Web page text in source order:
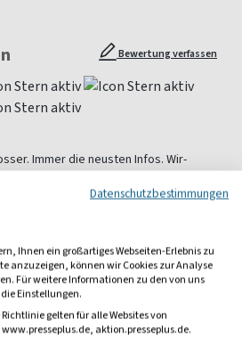
Bewertung verfassen
Immer die neusten Infos. Wir-
Briefkasten steckt.
schenken!
1.800 Magazinen finden Sie das
Geschenk für jeden.
Datenschutzbestimmungen
Ihnen ein großartiges Webseiten-Erlebnis zu
anzuzeigen, können wir Cookies zur Analyse
Für weitere Informationen zu den von uns
Einstellungen.
gelten für alle Websites von
aktion.presseplus.de.